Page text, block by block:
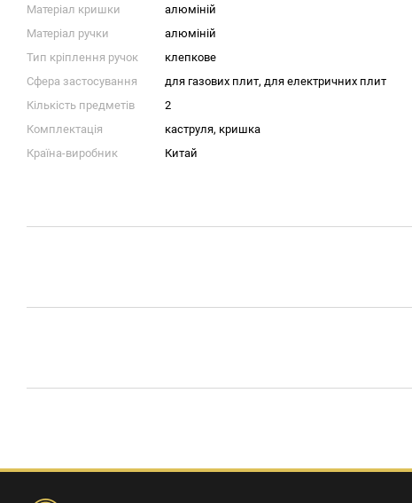
Матеріал кришки
алюміній
Матеріал ручки
алюміній
Тип кріплення ручок
клепкове
Сфера застосування
для газових плит, для електричних плит
Кількість предметів
2
Комплектація
каструля, кришка
Країна-виробник
Китай